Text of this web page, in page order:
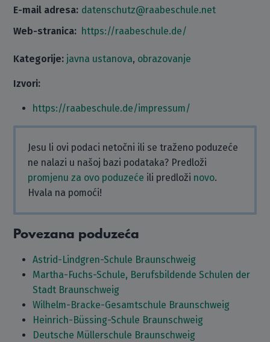
E-mail adresa: datenschutz@raabeschule.net
Web-stranica: https://raabeschule.de/
Kategorije: javna ustanova, obrazovanje
Izvori:
https://raabeschule.de/impressum/
Jesu li ovi podaci netočni ili se traženo poduzeće
ne nalazi u našoj bazi podataka? Predloži
promjenu za ovo poduzeće ili predloži novo.
Hvala na pomoći!
Povezana poduzeća
Astrid-Lindgren-Schule Braunschweig
Martha-Fuchs-Schule, Berufsbildende Schulen der
Stadt Braunschweig
Wilhelm-Bracke-Gesamtschule Braunschweig
Heinrich-Büssing-Schule Braunschweig
Deutsche Müllerschule Braunschweig